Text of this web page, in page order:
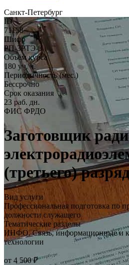
Санкт-Петербург
ID
71158
Шифр
РП-ЗРТЭ-3
Объём курса
180 уч. ч.
Периодичность (мес.)
Бессрочно
Срок оказания
23 раб. дн.
ФИС ФРДО
Заготовщик
(третьего)
Вид услуги
Профессиональная подготовка по
должности служащего
Тематические разделы
ИНФО. Связь, информационные и
технологии
от 4 500 ₽